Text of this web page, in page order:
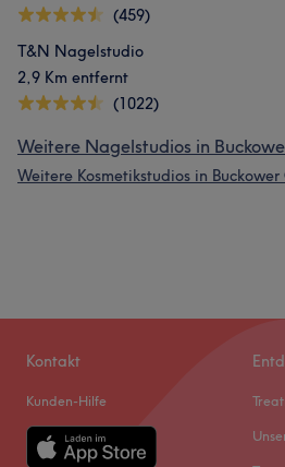
(459)
T&N Nagelstudio
2,9 Km entfernt
(1022)
Weitere Nagelstudios in
Weitere Kosmetikstudios in Buckower
Kontakt
Kunden-Hilfe